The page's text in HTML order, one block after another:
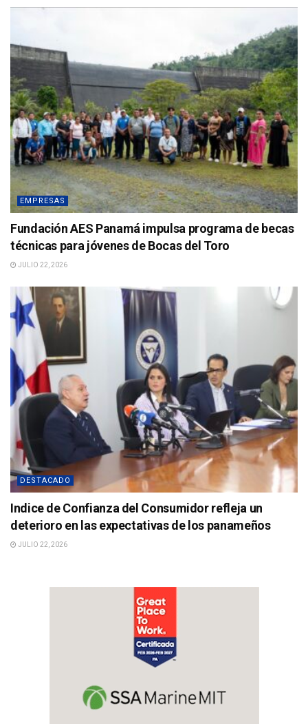
EMPRESAS
Fundación AES Panamá impulsa programa de becas
técnicas para jóvenes de Bocas del Toro
JULIO 22, 2026
DESTACADO
Indice de Confianza del Consumidor refleja un
deterioro en las expectativas de los panameños
JULIO 22, 2026